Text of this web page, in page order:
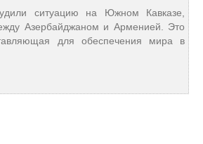
ситуацию на Южном Кавказе,
Азербайджаном и Арменией. Это
для обеспечения мира в